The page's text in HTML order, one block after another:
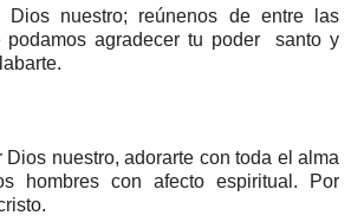
Dios nuestro; reúnenos de entre las
podamos agradecer tu poder santo y
nuestro, adorarte con toda el alma
hombres con afecto espiritual. Por